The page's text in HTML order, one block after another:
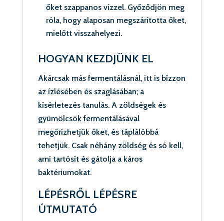
őket szappanos vízzel. Győződjön meg
róla, hogy alaposan megszárította őket,
mielőtt visszahelyezi.
HOGYAN KEZDJÜNK EL
Akárcsak más fermentálásnál, itt is bízzon
az ízlésében és szaglásában; a
kísérletezés tanulás. A zöldségek és
gyümölcsök fermentálásával
megőrizhetjük őket, és táplálóbbá
tehetjük. Csak néhány zöldség és só kell,
ami tartósít és gátolja a káros
baktériumokat.
LÉPÉSRŐL LÉPÉSRE
ÚTMUTATÓ